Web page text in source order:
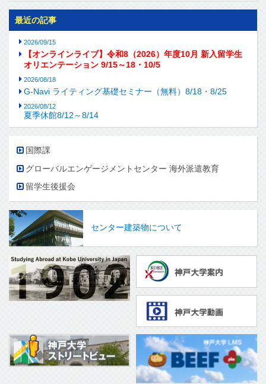
最近の記事
2026/09/15
【オンラインライブ】令和8（2026）年度10月 新入留学生
オリエンテーション 9/15～18・10/5
2026/08/18
G-Navi ライティング基礎セミナー（無料）8/18・8/25
2026/08/12
夏季休館8/12～8/14
国際課
グローバルエンゲージメントセンター 海外派遣教育
留学生後援会
センター建築物について